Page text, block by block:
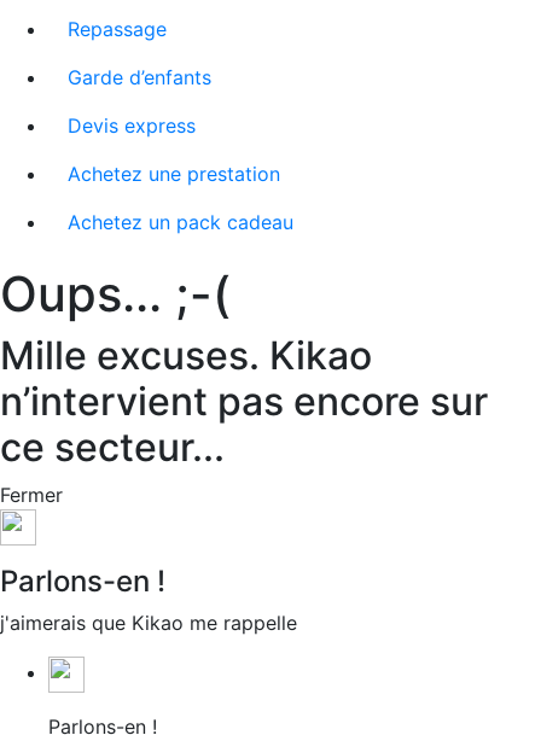
Repassage
Garde d’enfants
Devis express
Achetez une prestation
Achetez un pack cadeau
Oups... ;-(
Mille excuses. Kikao
n’intervient pas encore sur
ce secteur...
Fermer
Parlons-en !
j'aimerais que Kikao me rappelle
Parlons-en !